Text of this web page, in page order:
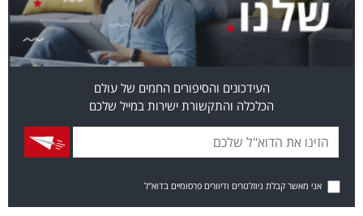
ולימודים
רכב
בריאות
תרבות
העידכונים והסיפורים החמים של עולם
הכלכלה והתקשורת ישירות במייל שלכם
אני מאשר קבלת ניוזלטרים ודיוורים פרסומיים בדוא"ל